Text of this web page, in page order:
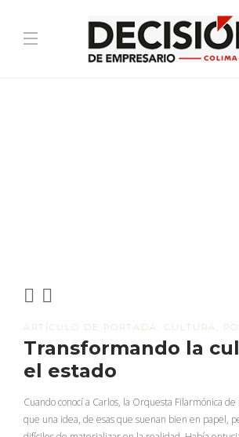
ARTÍCULO DE PORTADA CULTURA
Transformando la
el estado
Cuando conocí a Carlos, la Orquesta Filarmónica
que una idea, de esas que suenan bien en papel,